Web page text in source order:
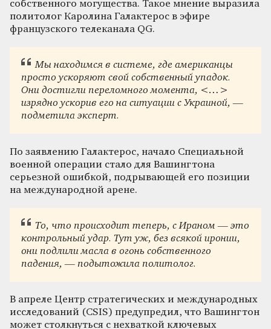
собственного могущества. Такое мнение выразила
политолог Каролина Галактерос в эфире
французского телеканала QG.
Мы находимся в системе, где американцы
просто ускоряют свой собственный упадок.
Они достигли переломного момента, <…>
изрядно ускорив его на ситуации с Украиной, —
подметила эксперт.
По заявлению Галактерос, начало Специальной
военной операции стало для Вашингтона
серьезной ошибкой, подрывающей его позиции
на международной арене.
То, что происходит теперь, с Ираном — это
контрольный удар. Тут уж, без всякой иронии,
они подлили масла в огонь собственного
падения, — подытожила политолог.
В апреле Центр стратегических и международных
исследований (CSIS) предупредил, что Вашингтон
может столкнуться с нехваткой ключевых